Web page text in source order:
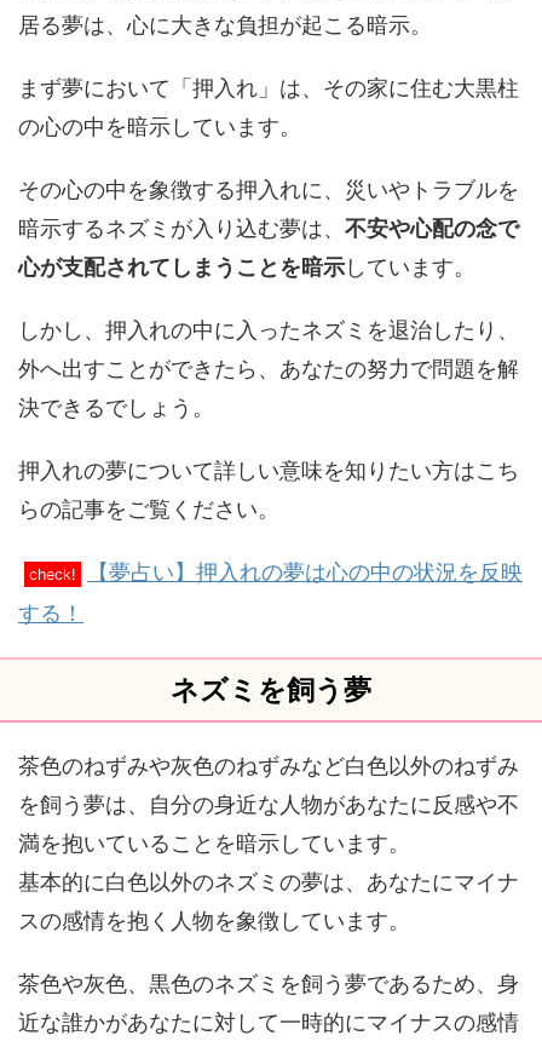
居る夢は、心に大きな負担が起こる暗示。
まず夢において「押入れ」は、その家に住む大黒柱
の心の中を暗示しています。
その心の中を象徴する押入れに、災いやトラブルを
暗示するネズミが入り込む夢は、 不安や心配の念で
心が支配されてしまうことを暗示しています。
しかし、押入れの中に入ったネズミを退治したり、
外へ出すことができたら、あなたの努力で問題を解
決できるでしょう。
押入れの夢について詳しい意味を知りたい方はこち
らの記事をご覧ください。
check!
【夢占い】押入れの夢は心の中の状況を反映
する！
ネズミを飼う夢
茶色のねずみや灰色のねずみなど白色以外のねずみ
を飼う夢は、自分の身近な人物があなたに反感や不
満を抱いていることを暗示しています。
基本的に白色以外のネズミの夢は、あなたにマイナ
スの感情を抱く人物を象徴しています。
茶色や灰色、黒色のネズミを飼う夢であるため、身
近な誰かがあなたに対して一時的にマイナスの感情